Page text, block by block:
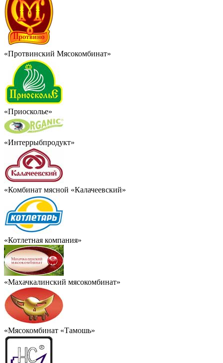
«Протвинский Мясокомбинат»
«Приосколье»
«Интеррыбпродукт»
«Комбинат мясной «Калачеевский»
«Котлетная компания»
«Махачкалинский мясокомбинат»
«Мясокомбинат «Тамошь»